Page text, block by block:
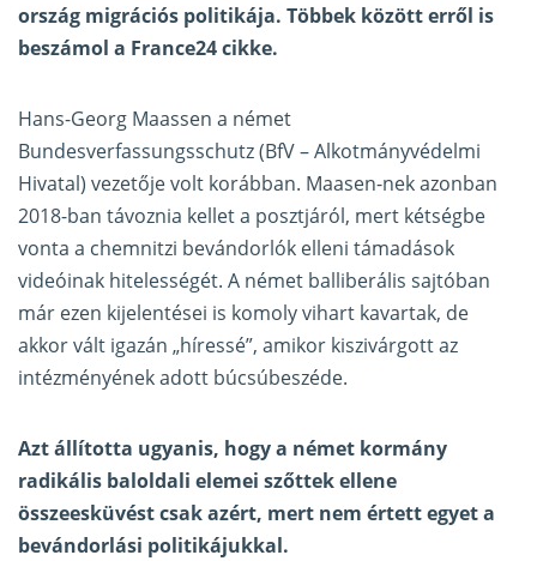
ország migrációs politikája. Többek közötterről is
beszámol a France24 cikke.
Hans-Georg Maassen a német
Bundesverfassungsschutz (BfV – Alkotmányvédelmi
Hivatal) vezetője volt korábban. Maasen-nek azonban
2018-ban távoznia kellet a posztjáról, mert kétségbe
vonta a chemnitzi bevándorlók elleni támadások
videóinak hitelességét. A német balliberális sajtóban
már ezen kijelentései is komoly vihart kavartak, de
akkor vált igazán „híressé”, amikor kiszivárgott az
intézményének adott búcsúbeszéde.
Azt állította ugyanis, hogy a német kormány
radikális baloldali elemei szőttek ellene
összeesküvést csak azért, mert nem értett egyet a
bevándorlási politikájukkal.